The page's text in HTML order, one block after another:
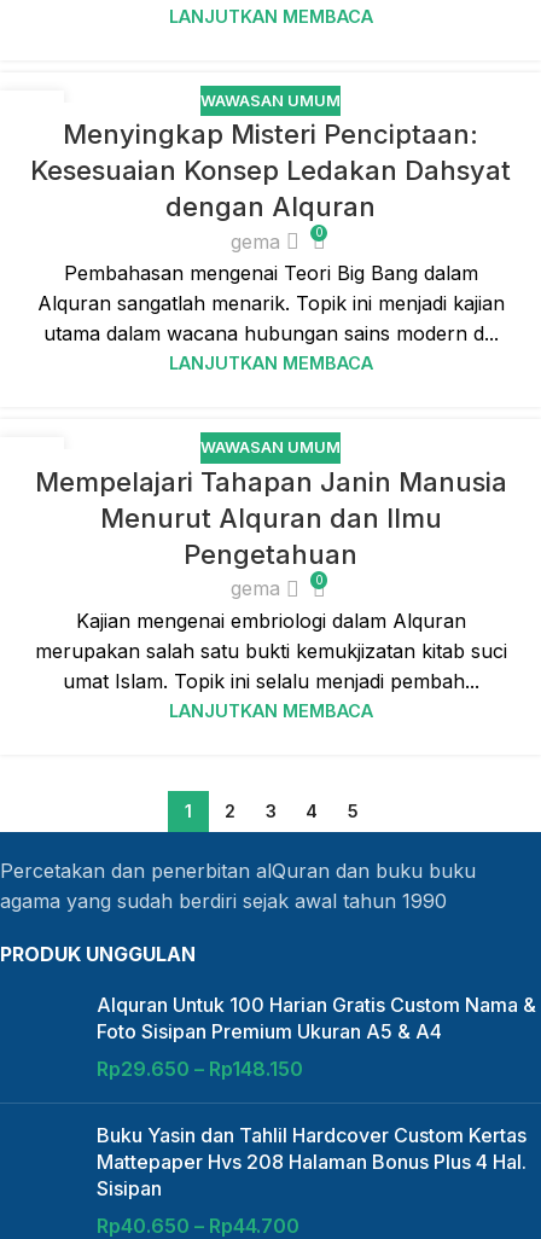
LANJUTKAN MEMBACA
WAWASAN UMUM
Menyingkap Misteri Penciptaan:
Kesesuaian Konsep Ledakan Dahsyat
dengan Alquran
gema 0
Pembahasan mengenai Teori Big Bang dalam
Alquran sangatlah menarik. Topik ini menjadi kajian
utama dalam wacana hubungan sains modern d...
LANJUTKAN MEMBACA
FEB
WAWASAN UMUM
Mempelajari Tahapan Janin Manusia
Menurut Alquran dan Ilmu
Pengetahuan
gema 0
Kajian mengenai embriologi dalam Alquran
merupakan salah satu bukti kemukjizatan kitab suci
umat Islam. Topik ini selalu menjadi pembah...
LANJUTKAN MEMBACA
1 2 3 4 5
Percetakan dan penerbitan alQuran dan buku buku
agama yang sudah berdiri sejak awal tahun 1990
PRODUK UNGGULAN
Alquran Untuk 100 Harian Gratis Custom Nama &
Foto Sisipan Premium Ukuran A5 & A4
Rp29.650 – Rp148.150
Buku Yasin dan Tahlil Hardcover Custom Kertas
Mattepaper Hvs 208 Halaman Bonus Plus 4 Hal.
Sisipan
Rp40.650 – Rp44.700